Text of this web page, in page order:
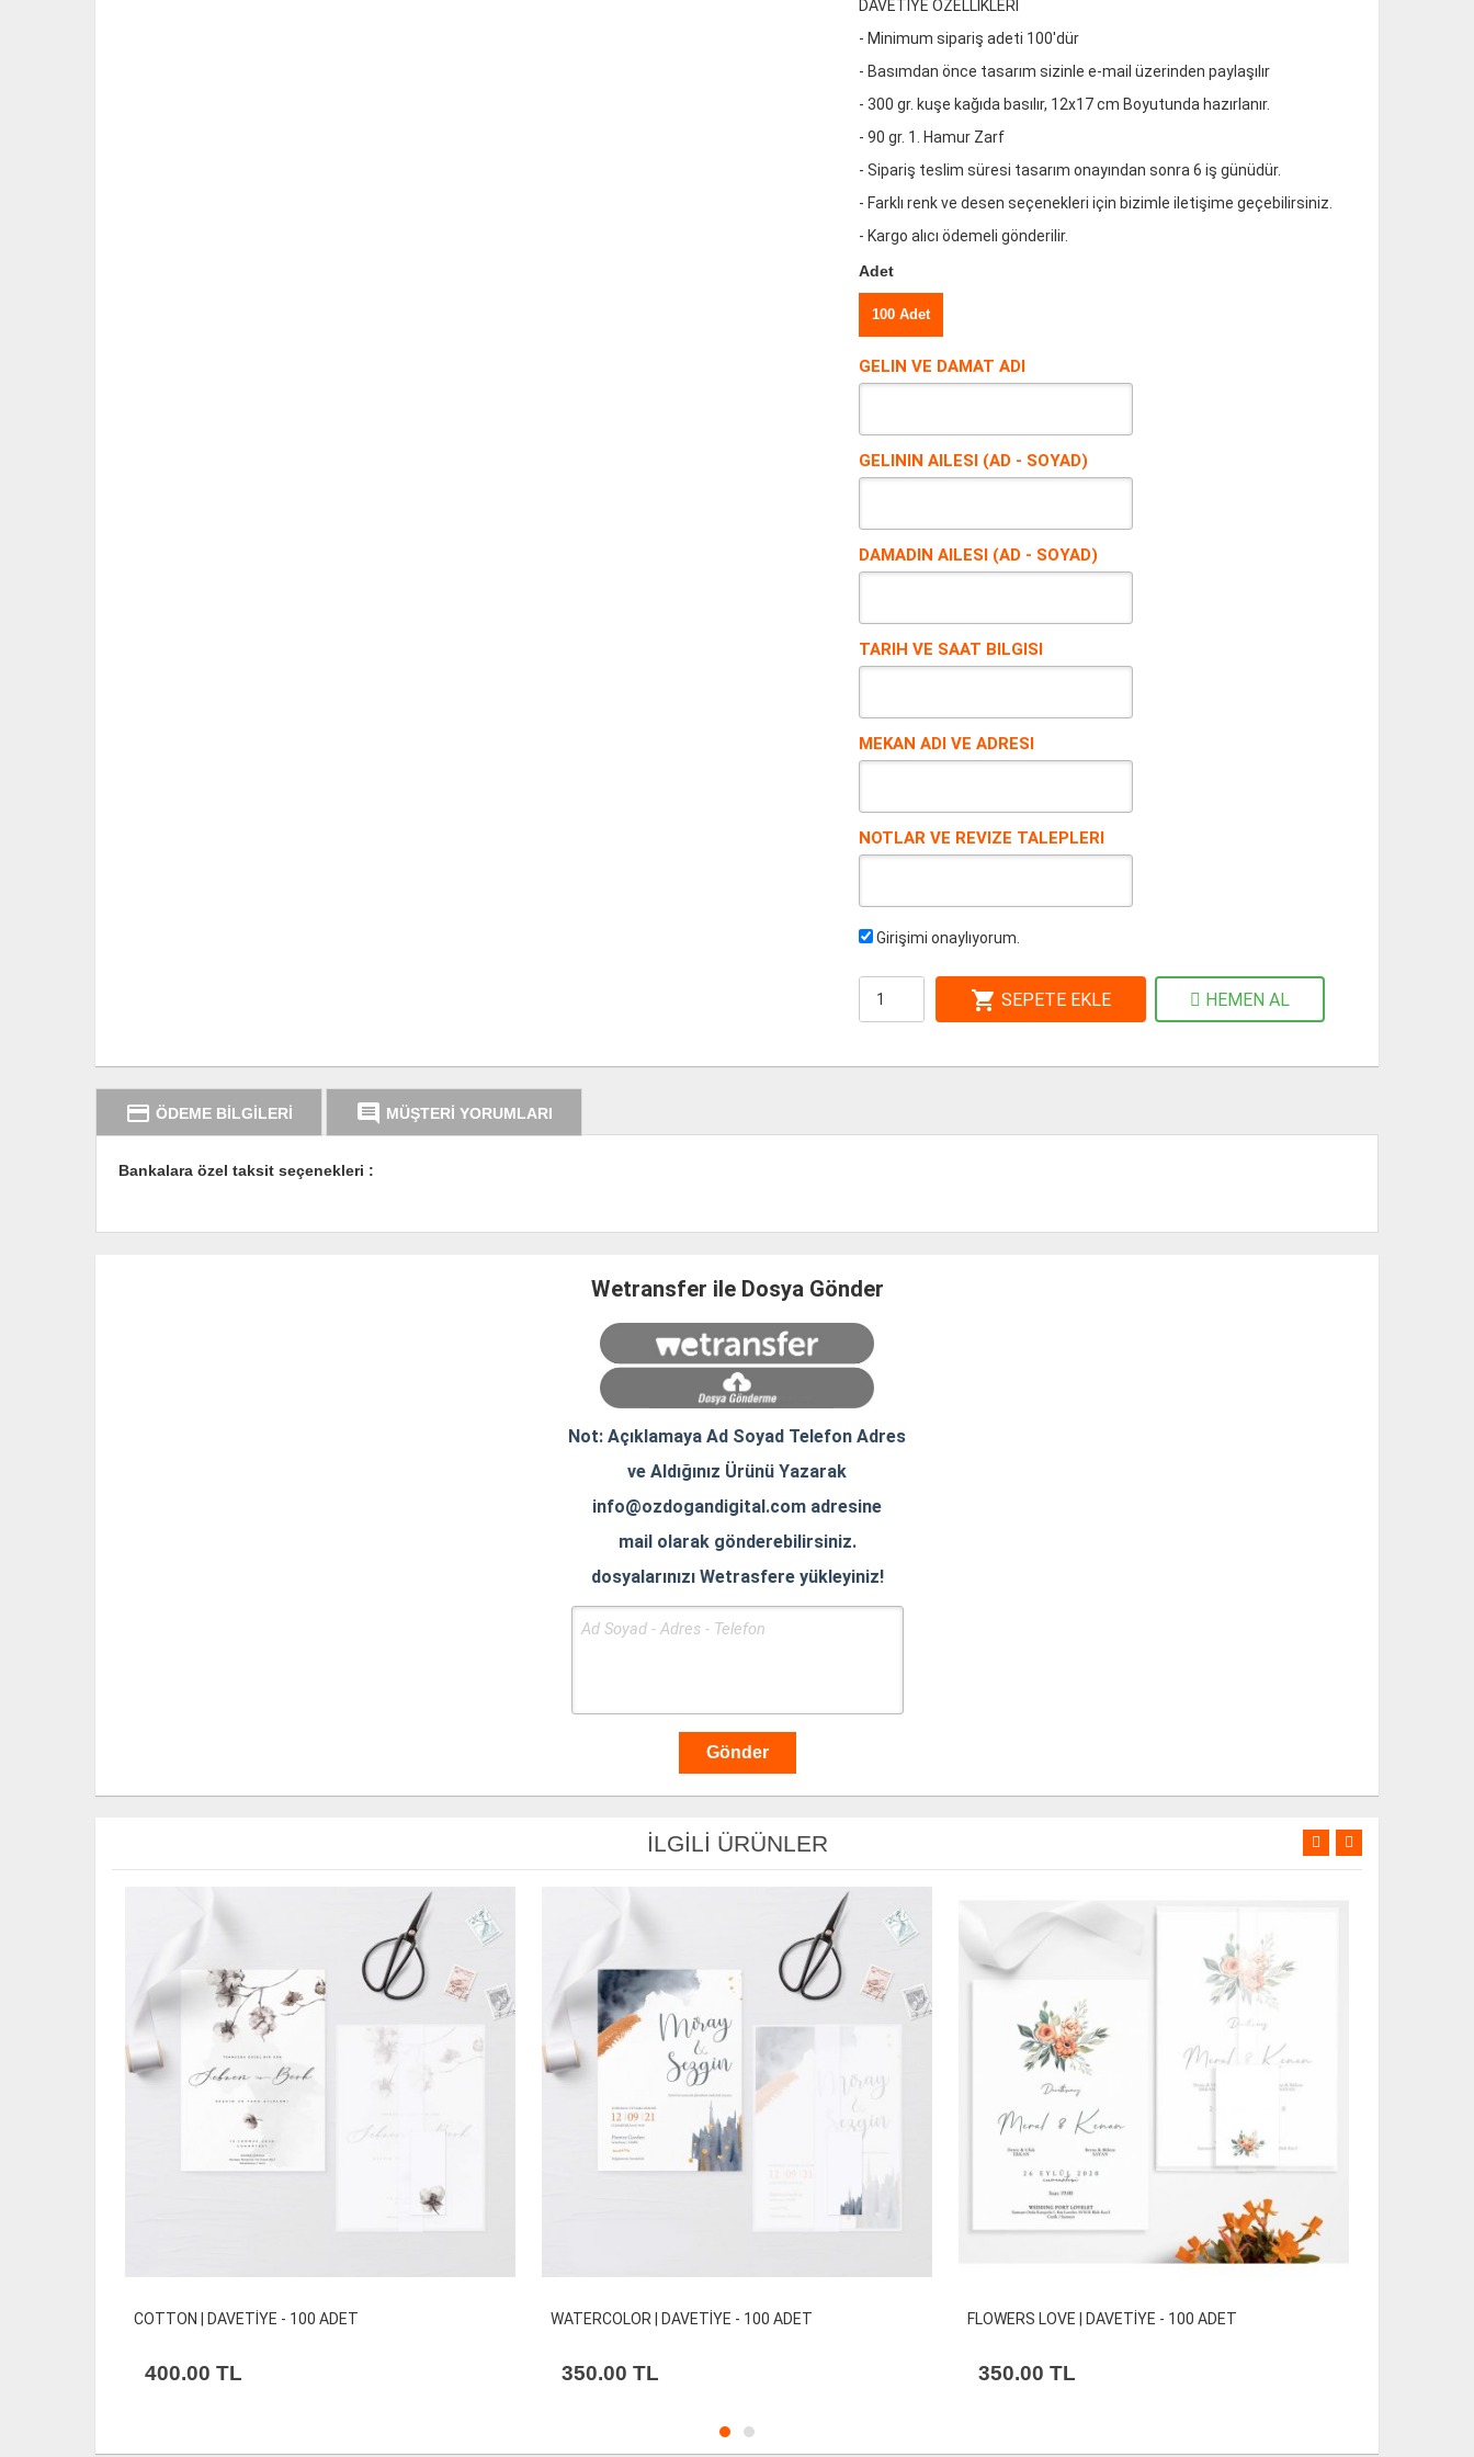
DAVETİYE ÖZELLİKLERİ
- Minimum sipariş adeti 100'dür
- Basımdan önce tasarım sizinle e-mail üzerinden paylaşılır
- 300 gr. kuşe kağıda basılır, 12x17 cm Boyutunda hazırlanır.
- 90 gr. 1. Hamur Zarf
- Sipariş teslim süresi tasarım onayından sonra 6 iş günüdür.
- Farklı renk ve desen seçenekleri için bizimle iletişime geçebilirsiniz.
- Kargo alıcı ödemeli gönderilir.
Adet
100 Adet
GELIN VE DAMAT ADI
GELININ AILESI (AD - SOYAD)
DAMADIN AILESI (AD - SOYAD)
TARIH VE SAAT BILGISI
MEKAN ADI VE ADRESI
NOTLAR VE REVIZE TALEPLERI
Girişimi onaylıyorum.
shopping_cart SEPETE EKLE HEMEN AL
credit_card ÖDEME BİLGİLERİ comment MÜŞTERİ YORUMLARI
Bankalara özel taksit seçenekleri :
Wetransfer ile Dosya Gönder
Not: Açıklamaya Ad Soyad Telefon Adres
ve Aldığınız Ürünü Yazarak
info@ozdogandigital.com adresine
mail olarak gönderebilirsiniz.
dosyalarınızı Wetrasfere yükleyiniz!
İLGİLİ ÜRÜNLER
COTTON | DAVETİYE - 100 ADET
400.00 TL
WATERCOLOR | DAVETİYE - 100 ADET
350.00 TL
FLOWERS LOVE | DAVETİYE - 100 ADET
350.00 TL